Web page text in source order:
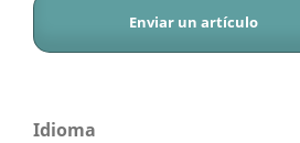
Enviar un artículo
Idioma